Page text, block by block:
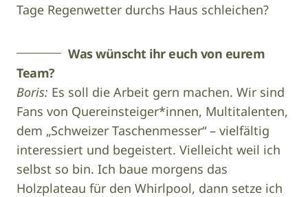
Tage Regenwetter durchs Haus schleichen?
Was wünscht ihr euch von eurem
Team?
Boris: Es soll die Arbeit gern machen. Wir sind
Fans von Quereinsteiger*innen, Multitalenten,
dem „Schweizer Taschenmesser“ – vielfältig
interessiert und begeistert. Vielleicht weil ich
selbst so bin. Ich baue morgens das
Holzplateau für den Whirlpool, dann setze ich